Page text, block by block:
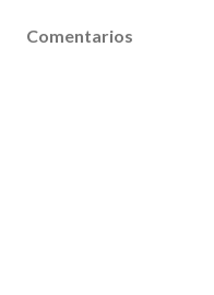
Comentarios